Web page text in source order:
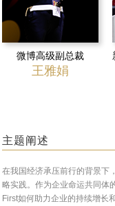
微博高级副总裁
王雅娟
主题阐述
在我国经济承压前行的背景下
略实践。作为企业命运共同体
First如何助力企业的持续增长